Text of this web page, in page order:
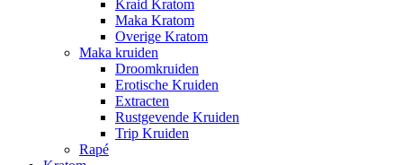
Kraid Kratom
Maka Kratom
Overige Kratom
Maka kruiden
Droomkruiden
Erotische Kruiden
Extracten
Rustgevende Kruiden
Trip Kruiden
Rapé